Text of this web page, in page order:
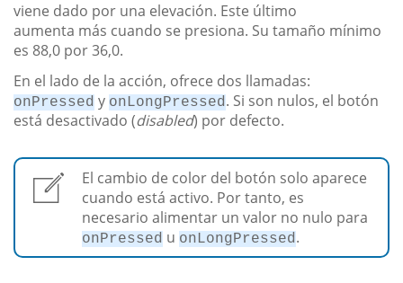
viene dado por una elevación. Este último
aumenta más cuando se presiona. Su tamaño mínimo
es 88,0 por 36,0.
En el lado de la acción, ofrece dos llamadas:
onPressed y onLongPressed. Si son nulos, el botón
está desactivado (disabled) por defecto.
El cambio de color del botón solo aparece
cuando está activo. Por tanto, es
necesario alimentar un valor no nulo para
onPressed u onLongPressed.